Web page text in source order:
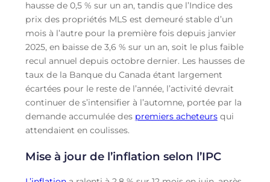
hausse de 0,5 % sur un an, tandis que l’Indice des
prix des propriétés MLS est demeuré stable d’un
mois à l’autre pour la première fois depuis janvier
2025, en baisse de 3,6 % sur un an, soit le plus faible
recul annuel depuis octobre dernier. Les hausses de
taux de la Banque du Canada étant largement
écartées pour le reste de l’année, l’activité devrait
continuer de s’intensifier à l’automne, portée par la
demande accumulée des premiers acheteursqui
attendaient en coulisses.
Mise à jour de l’inflation selon l’IPC